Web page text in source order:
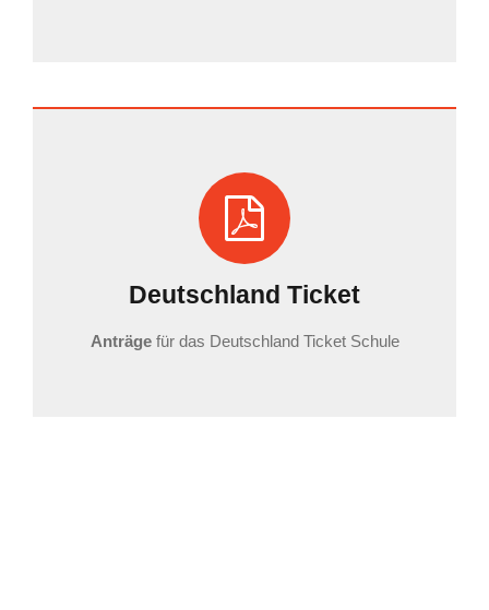
Deutschland Ticket
Anträgefür das Deutschland Ticket Schule